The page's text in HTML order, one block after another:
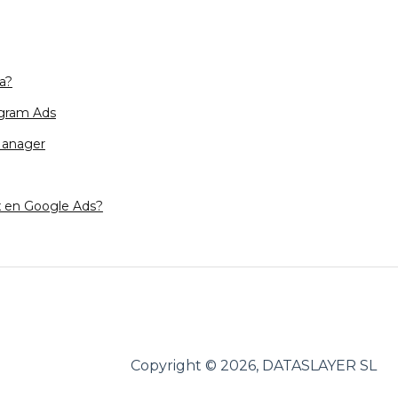
Ads
Google Ads?
Copyright © 2026, DATASLAYER SL